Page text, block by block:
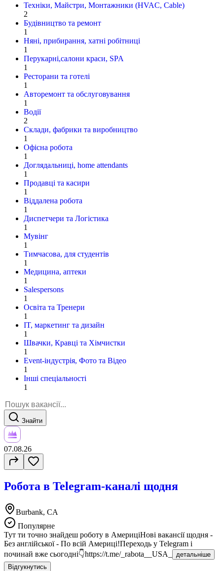
Техніки, Майстри, Монтажники (HVAC, Cable)
2
Будівництво та ремонт
1
Няні, прибирання, хатні робітниці
1
Перукарні,салони краси, SPA
1
Ресторани та готелі
1
Авторемонт та обслуговування
1
Водії
2
Склади, фабрики та виробництво
1
Офісна робота
1
Доглядальниці, home attendants
1
Продавці та касири
1
Віддалена робота
1
Диспетчери та Логістика
1
Мувінг
1
Тимчасова, для студентів
1
Медицина, аптеки
1
Salespersons
1
Освіта та Тренери
1
IT, маркетинг та дизайн
1
Швачки, Кравці та Хімчистки
1
Event-індустрія, Фото та Відео
1
Інші спеціальності
1
Знайти
07.08.26
Робота в Telegram-каналі щодня
Burbank, CA
Популярне
Тут ти точно знайдеш роботу в АмериціНові вакансії щодня -
Без англійської - По всій Америці!Переходь у Telegram і
починай вже сьогодні👇https://t.me/_rabota__USA_
детальніше
Відгукнутись